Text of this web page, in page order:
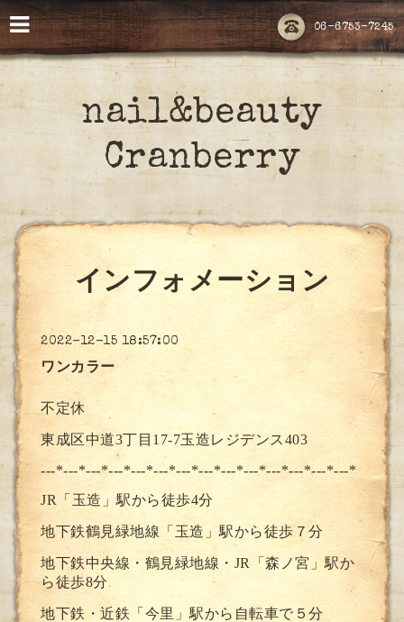
06-6753-7245
nail&beauty
Cranberry
インフォメーション
2022-12-15 18:57:00
ワンカラー
不定休
東成区中道3丁目17-7玉造レジデンス403
---*---*---*---*---*---*---*---*---*---*---*---*---*---*
JR「玉造」駅から徒歩4分
地下鉄鶴見緑地線「玉造」駅から徒歩７分
地下鉄中央線・鶴見緑地線・JR「森ノ宮」駅か
ら徒歩8分
地下鉄・近鉄「今里」駅から自転車で５分